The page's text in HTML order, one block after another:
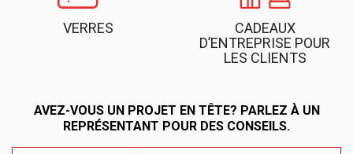
VERRES
CADEAUX
D’ENTREPRISE POUR
LES CLIENTS
AVEZ-VOUS UN PROJET EN TÊTE? PARLEZ À UN
REPRÉSENTANT POUR DES CONSEILS.